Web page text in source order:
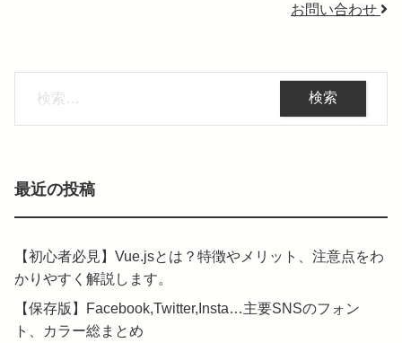
お問い合わせ
最近の投稿
【初心者必見】Vue.jsとは？特徴やメリット、注意点をわ
かりやすく解説します。
【保存版】Facebook,Twitter,Insta…主要SNSのフォン
ト、カラー総まとめ